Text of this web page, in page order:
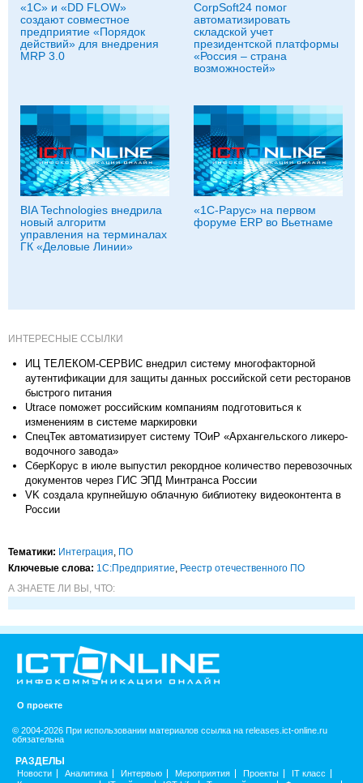
«1С» и «DD FLOW»
создают совместное
предприятие «Порядок
действий» для внедрения
MRP 3.0
CorpSoft24 помог
автоматизировать
складской учет
президентской платформы
«Россия – страна
возможностей»
BIA Technologies внедрила
новый алгоритм
управления на терминалах
ГК «Деловые Линии»
«1С-Рарус» на первом
форуме ERP во Вьетнаме
ИНТЕРЕСНЫЕ ССЫЛКИ
ИЦ ТЕЛЕКОМ-СЕРВИС внедрил систему многофакторной
аутентификации для защиты данных российской сети ресторанов
быстрого питания
Utrace поможет российским компаниям подготовиться к
изменениям в системе маркировки
СпецТек автоматизирует систему ТОиР «Архангельского ликеро-
водочного завода»
СберКорус в июле выпустил рекордное количество перевозочных
документов через ГИС ЭПД Минтранса России
VK создала крупнейшую облачную библиотеку видеоконтента в
России
Тематики: Интеграция, ПО
Ключевые слова: 1С:Предприятие, Реестр отечественного ПО
А ЗНАЕТЕ ЛИ ВЫ, ЧТО:
О проекте
© 2004-2026 При использовании материалов ссылка на releases.ict-online.ru
обязательна
РАЗДЕЛЫ
Новости Аналитика Интервью Мероприятия Проекты
IT класс